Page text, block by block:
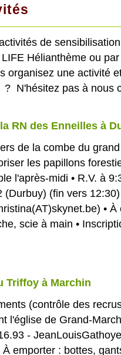
de
Hélianthème ou
organisez une activité
N'hésitez pas à nous
RN des Enneilles à
de la combe du
les papillons
l'après-midi • R.V. à
(fin vers
•
scie à main •
Triffoy à Marchin
(contrôle des
l'église de Grand-
-
À emporter : bottes,